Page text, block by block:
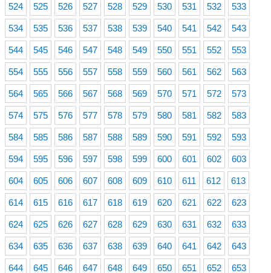
524 525 526 527 528 529 530 531 532 533
534 535 536 537 538 539 540 541 542 543
544 545 546 547 548 549 550 551 552 553
554 555 556 557 558 559 560 561 562 563
564 565 566 567 568 569 570 571 572 573
574 575 576 577 578 579 580 581 582 583
584 585 586 587 588 589 590 591 592 593
594 595 596 597 598 599 600 601 602 603
604 605 606 607 608 609 610 611 612 613
614 615 616 617 618 619 620 621 622 623
624 625 626 627 628 629 630 631 632 633
634 635 636 637 638 639 640 641 642 643
644 645 646 647 648 649 650 651 652 653